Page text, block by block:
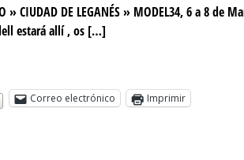
» CIUDAD DE LEGANÉS » MODEL34, 6 a 8 de
estará allí , os […]
Correo electrónico Imprimir